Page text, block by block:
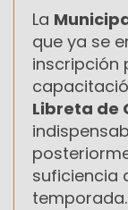
La
que ya se
inscripción
Libreta de
suficiencia
temporada.